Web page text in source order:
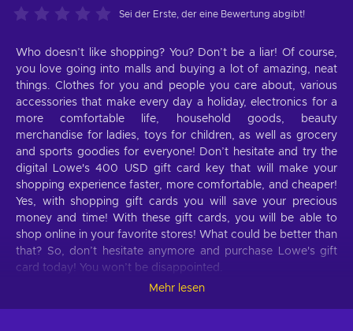
Sei der Erste, der eine Bewertung abgibt!
Who doesn’t like shopping? You? Don’t be a liar! Of course,
you love going into malls and buying a lot of amazing, neat
things. Clothes for you and people you care about, various
accessories that make every day a holiday, electronics for a
more comfortable life, household goods, beauty
merchandise for ladies, toys for children, as well as grocery
and sports goodies for everyone! Don’t hesitate and try the
digital Lowe's 400 USD gift card key that will make your
shopping experience faster, more comfortable, and cheaper!
Yes, with shopping gift cards you will save your precious
money and time! With these gift cards, you will be able to
shop online in your favorite stores! What could be better than
that? So, don’t hesitate anymore and purchase Lowe's gift
card today! You won’t be disappointed.
Mehr lesen